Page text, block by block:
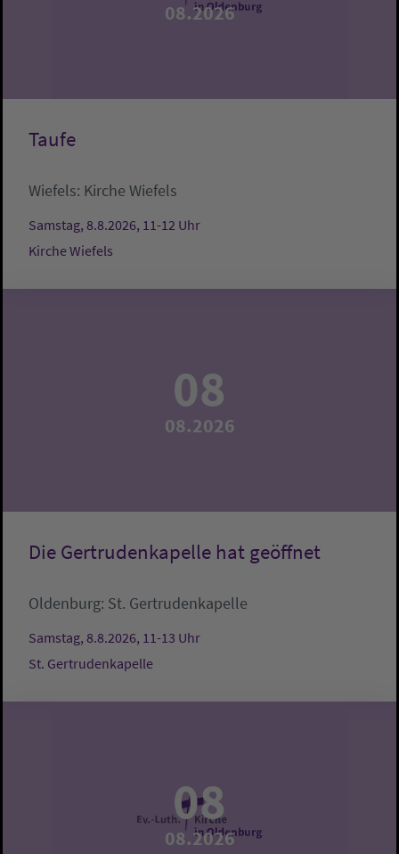
08.2026
Taufe
Wiefels: Kirche Wiefels
Samstag, 8.8.2026, 11-12 Uhr
Kirche Wiefels
08
08.2026
Die Gertrudenkapelle hat geöffnet
Oldenburg: St. Gertrudenkapelle
Samstag, 8.8.2026, 11-13 Uhr
St. Gertrudenkapelle
08
08.2026